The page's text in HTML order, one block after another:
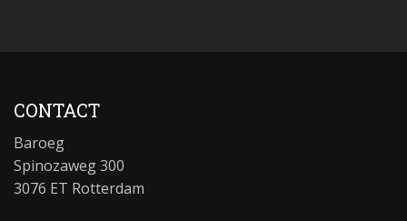
CONTACT
Baroeg
Spinozaweg 300
3076 ET Rotterdam